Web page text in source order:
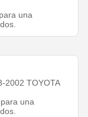
una
2002 TOYOTA
una